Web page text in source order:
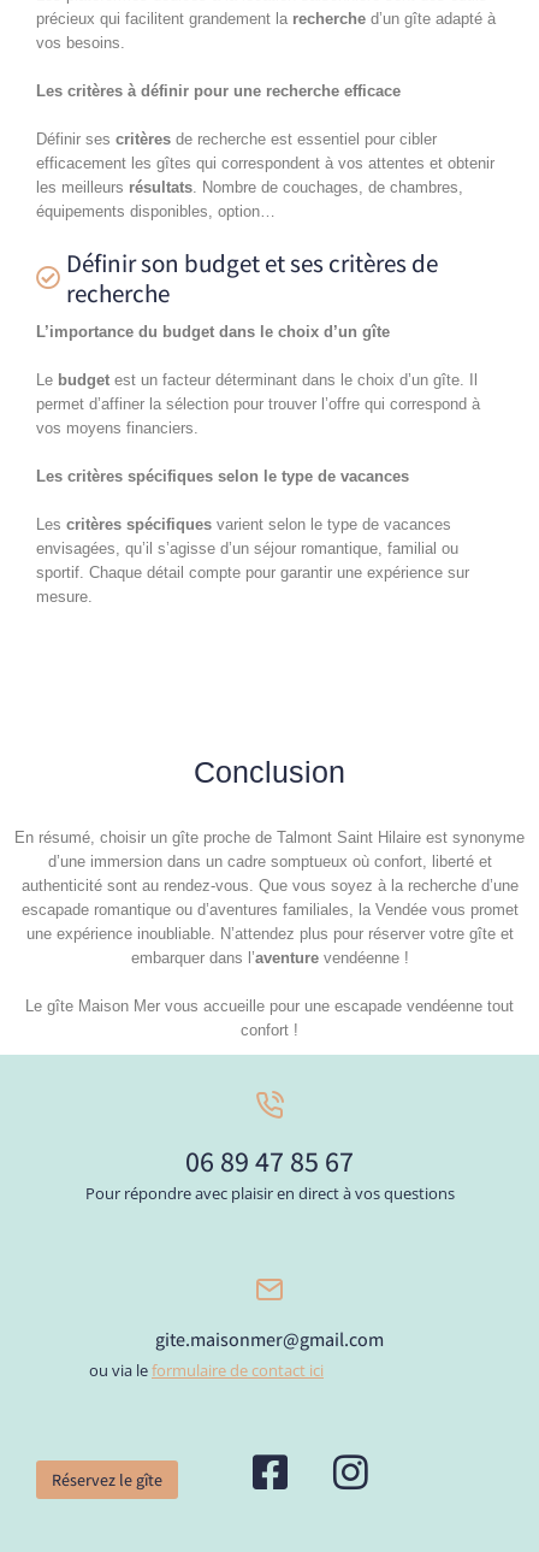
précieux qui facilitent grandement la recherche d’un gîte adapté à
vos besoins.
Les critères à définir pour une recherche efficace
Définir ses critères de recherche est essentiel pour cibler
efficacement les gîtes qui correspondent à vos attentes et obtenir
les meilleurs résultats . Nombre de couchages, de chambres,
équipements disponibles, option…
Définir son budget et ses critères de
recherche
L’importance du budget dans le choix d’un gîte
Le budget est un facteur déterminant dans le choix d’un gîte. Il
permet d’affiner la sélection pour trouver l’offre qui correspond à
vos moyens financiers.
Les critères spécifiques selon le type de vacances
Les critères spécifiques varient selon le type de vacances
envisagées, qu’il s’agisse d’un séjour romantique, familial ou
sportif. Chaque détail compte pour garantir une expérience sur
mesure.
Conclusion
En résumé, choisir un gîte proche de Talmont Saint Hilaire est synonyme
d’une immersion dans un cadre somptueux où confort, liberté et
authenticité sont au rendez-vous. Que vous soyez à la recherche d’une
escapade romantique ou d’aventures familiales, la Vendée vous promet
une expérience inoubliable. N’attendez plus pour réserver votre gîte et
embarquer dans l’aventurevendéenne !
Le gîte Maison Mer vous accueille pour une escapade vendéenne tout
confort !
06 89 47 85 67
Pour répondre avec plaisir en direct à vos questions
gite.maisonmer@gmail.com
ou via leformulaire de contact ici
Réservez le gîte